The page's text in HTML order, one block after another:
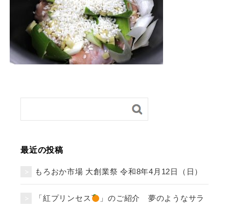
最近の投稿
もろおか市場 大創業祭 令和8年4月12日（日）
「紅プリンセス
」のご紹介 夢のようなサラ